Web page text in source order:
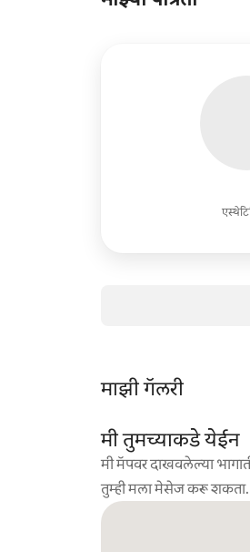
माझी गॅलरी
मी तुमच्याकडे येईन
मी मॅपवर दाखवलेल्या
तुम्ही मला मेसेज करू शकता.